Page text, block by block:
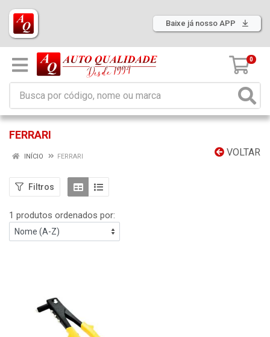
Baixe já nosso APP
0
FERRARI
VOLTAR
INÍCIO FERRARI
Filtros
1 produtos ordenados por: